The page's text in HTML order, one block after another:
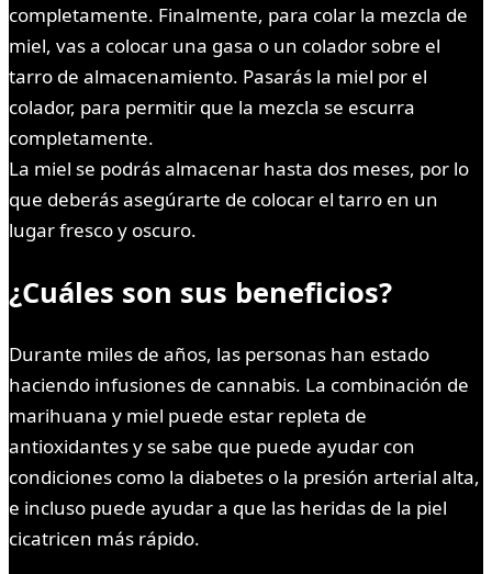
completamente. Finalmente, para colar la mezcla de
miel, vas a colocar una gasa o un colador sobre el
tarro de almacenamiento. Pasarás la miel por el
colador, para permitir que la mezcla se escurra
completamente.
La miel se podrás almacenar hasta dos meses, por lo
que deberás asegúrarte de colocar el tarro en un
lugar fresco y oscuro.
¿Cuáles son sus beneficios?
Durante miles de años, las personas han estado
haciendo infusiones de cannabis. La combinación de
marihuana y miel puede estar repleta de
antioxidantes y se sabe que puede ayudar con
condiciones como la diabetes o la presión arterial alta,
e incluso puede ayudar a que las heridas de la piel
cicatricen más rápido.